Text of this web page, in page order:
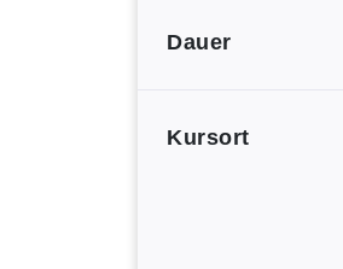
Dauer
Kursort